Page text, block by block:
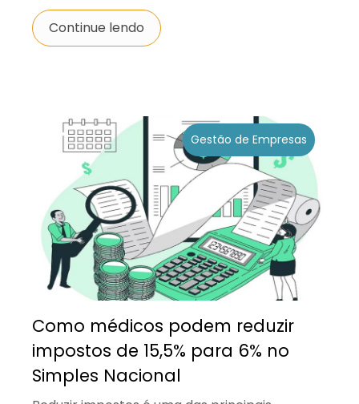
Continue lendo
Gestão de Empresas
Como médicos podem reduzir
impostos de 15,5% para 6% no
Simples Nacional